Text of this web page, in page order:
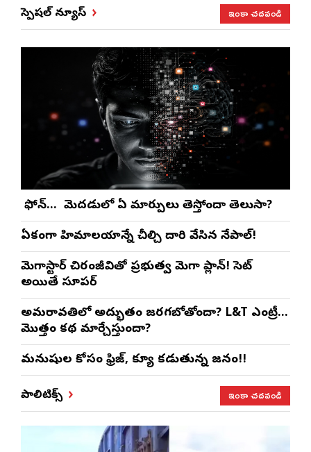
స్పెషల్ న్యూస్ ఇంకా చదవండి
మీ ఫోన్… మీ మెదడులో ఏ మార్పులు తెస్తోందా తెలుసా?
ఏకంగా హిమాలయాన్నే చీల్చి దారి వేసిన నేపాల్!
మెగాస్టార్ చిరంజీవితో ప్రభుత్వ మెగా ప్లాన్! సెట్
అయితే సూపర్
అమరావతిలో అద్భుతం జరగబోతోందా? L&T ఎంట్రీ…
మొత్తం కథ మార్చేస్తుందా?
మనుషుల కోసం ఫ్రిజ్, క్యూ కడుతున్న జనం!!
పాలిటిక్స్ ఇంకా చదవండి